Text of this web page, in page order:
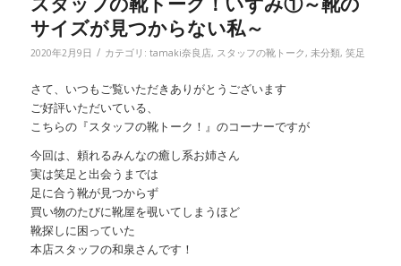
サイズが見つからない私～
2020年2月9日 / カテゴリ: tamaki奈良店, スタッフの靴トーク, 未分類, 笑足
さて、いつもご覧いただきありがとうございます
ご好評いただいている、
こちらの『スタッフの靴トーク！』のコーナーですが
今回は、頼れるみんなの癒し系お姉さん
実は笑足と出会うまでは
足に合う靴が見つからず
買い物のたびに靴屋を覗いてしまうほど
靴探しに困っていた
本店スタッフの和泉さんです！